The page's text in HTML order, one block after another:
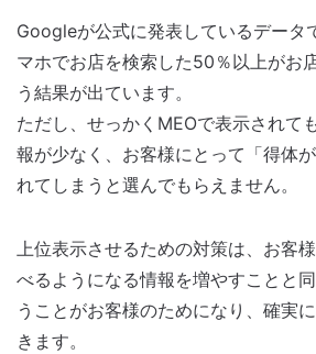
Googleが公式に発表しているデータ
マホでお店を検索した50％以上がお
う結果が出ています。
ただし、せっかくMEOで表示されて
報が少なく、お客様にとって「得体
れてしまうと選んでもらえません。
上位表示させるための対策は、お客
べるようになる情報を増やすことと
うことがお客様のためになり、確実
きます。